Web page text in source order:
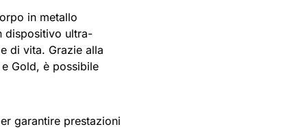
in metallo
dispositivo ultra-
di vita. Grazie alla
Gold, è possibile
garantire prestazioni